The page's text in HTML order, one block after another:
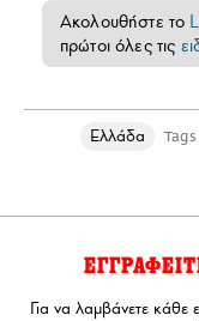
Ακολουθήστε το
πρώτοι όλες τις
Ελλάδα Tags
Για να λαμβάνετε